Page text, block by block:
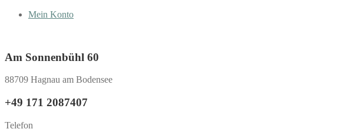
Mein Konto
Am Sonnenbühl 60
88709 Hagnau am Bodensee
+49 171 2087407
Telefon